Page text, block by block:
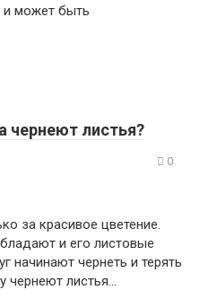
и может быть
чернеют листья?
0
за красивое цветение.
и его листовые
начинают чернеть и терять
чернеют листья…